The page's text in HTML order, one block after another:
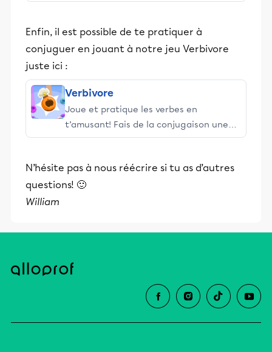
stimulants, Alloprof engage les élèves
éducative.
Enfin, il est possible de te pratiquer à
conjuguer en jouant à notre jeu Verbivore
juste ici :
Verbivore
Joue et pratique les verbes en
t’amusant! Fais de la conjugaison une
aventure savoureuse grâce à Verbivore.
N’hésite pas à nous réécrire si tu as d’autres
questions! 🙂
William